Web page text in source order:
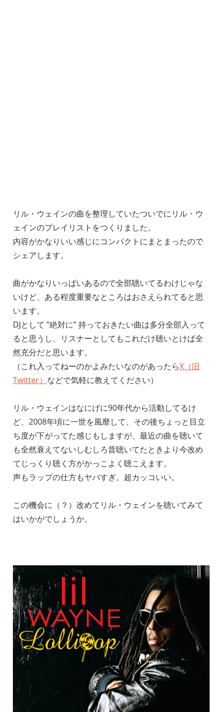
リル・ウェインの曲を整理していたついでにリル・ウ
ェインのプレイリストをつくりました。
内容がかなりいい感じにコンパクトにまとまったので
シェアします。
曲がかなりいっぱいあるので全部聴いてるわけじゃな
いけど、ある程度重要なところはおさえられてると思
います。
DJとして ”絶対に” 持っておきたい曲は多分全部入って
ると思うし、リスナーとしてもこれだけ聴いとけば全
然充分だと思います。
（これ入ってねーのかよみたいなのがあったらX（旧
Twitter） などで気軽に教えてください）
リル・ウェインはなにげに90年代から活動してるけ
ど、2008年頃に一世を風靡して、その後ちょっと目立
ち度が下がってた感じもしますが、最近の曲を聴いて
も全然衰えてないしむしろ昔聴いてたときより今改め
てじっくり聴く方がかっこよく聴こえます。
声もラップの仕方もヤバすぎ。超カッコいい。
この機会に（？）改めてリル・ウェインを聴いてみて
はいかがでしょうか。